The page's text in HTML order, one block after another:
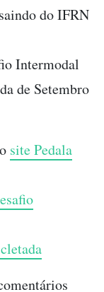
do IFRN
Intermodal
de Setembro
site Pedala